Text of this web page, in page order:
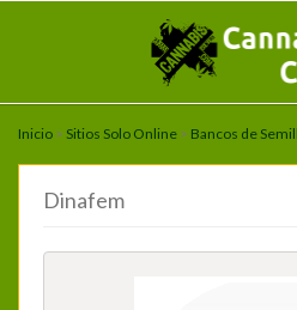
Inicio > Sitios Solo Online > Bancos de
Dinafem